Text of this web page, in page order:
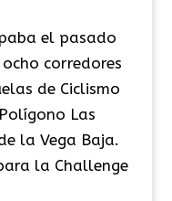
el pasado
corredores
de Ciclismo
Las
la Vega Baja.
la Challenge